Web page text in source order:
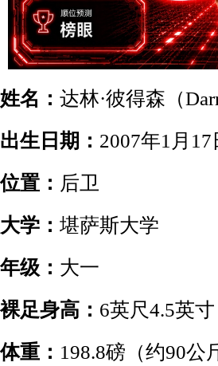
姓名： 达林·彼得森（
出生日期： 2007年1月17
位置： 后卫
大学： 堪萨斯大学
年级： 大一
裸足身高： 6英尺4.5英寸
体重： 198.8磅（约90公